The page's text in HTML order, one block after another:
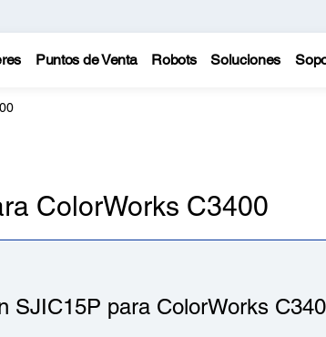
Puntos de Venta Robots Soluciones
ColorWorks C3400
SJIC15P para ColorWorks